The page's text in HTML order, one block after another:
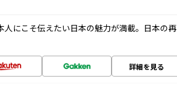
にこそ伝えたい日本の魅力が満載。日本の再
詳細を見る